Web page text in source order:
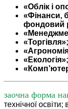
«Облік і
«Фінанси,
фондовий
«Торгівля»;
«Екологія»;
заочна форма
технічної освіти;